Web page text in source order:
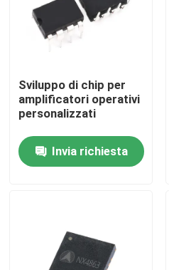
Controllo di qualità
Contattici
Circuito integrato
Assemblea del circuito
Sviluppo di chip per
amplificatori operativi
personalizzati
Invia richiesta